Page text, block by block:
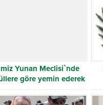
Yunan Meclisi`nde
göre yemin ederek
başladılar